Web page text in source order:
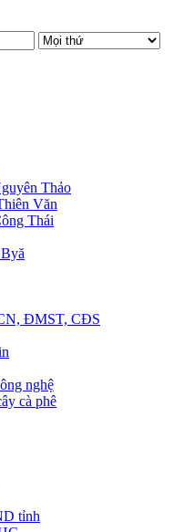
Thảo
Văn
Thái
ĐMST, CĐS
nghệ
cà phê
tỉnh